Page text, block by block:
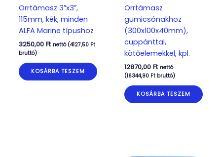
Orrtámasz 3″x3″,
115mm, kék, minden
ALFA Marine típushoz
3250,00 Ft nettó (4127,50 Ft
bruttó)
KOSÁRBA TESZEM
Orrtámasz
gumicsónakhoz
(300x100x40mm),
cuppánttal,
kötőelemekkel, kpl.
12870,00 Ft nettó
(16344,90 Ftbruttó)
KOSÁRBA TESZEM